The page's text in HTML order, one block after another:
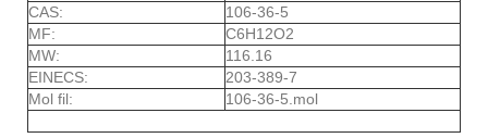
CAS:
106-36-5
MF:
C6H12O2
MW:
116.16
EINECS:
203-389-7
Mol fil:
106-36-5.mol